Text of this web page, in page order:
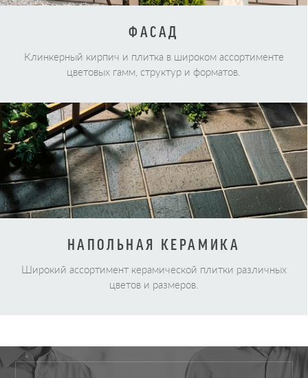
ФАСАД
Клинкерный кирпич и плитка в широком ассортименте
цветовых гамм, структур и форматов.
НАПОЛЬНАЯ КЕРАМИКА
Широкий ассортимент керамической плитки различных
цветов и размеров.